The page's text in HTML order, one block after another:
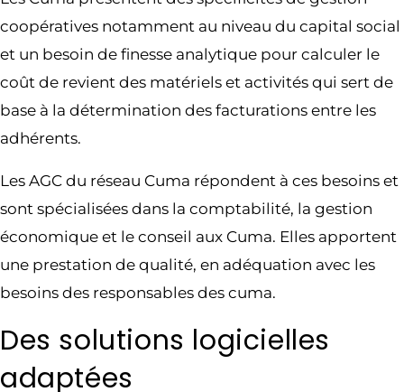
coopératives notamment au niveau du capital social
et un besoin de finesse analytique pour calculer le
coût de revient des matériels et activités qui sert de
base à la détermination des facturations entre les
adhérents.
Les AGC du réseau Cuma répondent à ces besoins et
sont spécialisées dans la comptabilité, la gestion
économique et le conseil aux Cuma. Elles apportent
une prestation de qualité, en adéquation avec les
besoins des responsables des cuma.
Des solutions logicielles
adaptées